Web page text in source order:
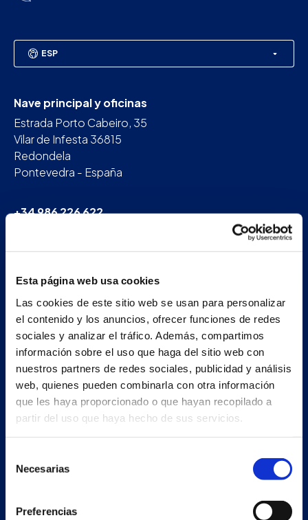
Esta página web usa cookies
Las cookies de este sitio web se usan para personalizar
el contenido y los anuncios, ofrecer funciones de redes
sociales y analizar el tráfico. Además, compartimos
información sobre el uso que haga del sitio web con
nuestros partners de redes sociales, publicidad y análisis
web, quienes pueden combinarla con otra información
que les haya proporcionado o que hayan recopilado a
partir del uso que haya hecho de sus servicios.
Necesarias
Preferencias
ESP
Nave principal y oficinas
Estrada Porto Cabeiro, 35
Vilar de Infesta 36815
Redondela
Pontevedra - España
+34 986 226 622